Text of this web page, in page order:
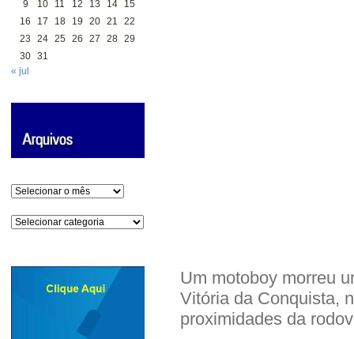
9
10 11 12 13 14
15
16
17 18 19 20 21
22
23
24 25 26 27 28 29
30 31
« jul
Arquivos
Categorias
Um motoboy morreu
Vitória da Conquista,
proximidades da